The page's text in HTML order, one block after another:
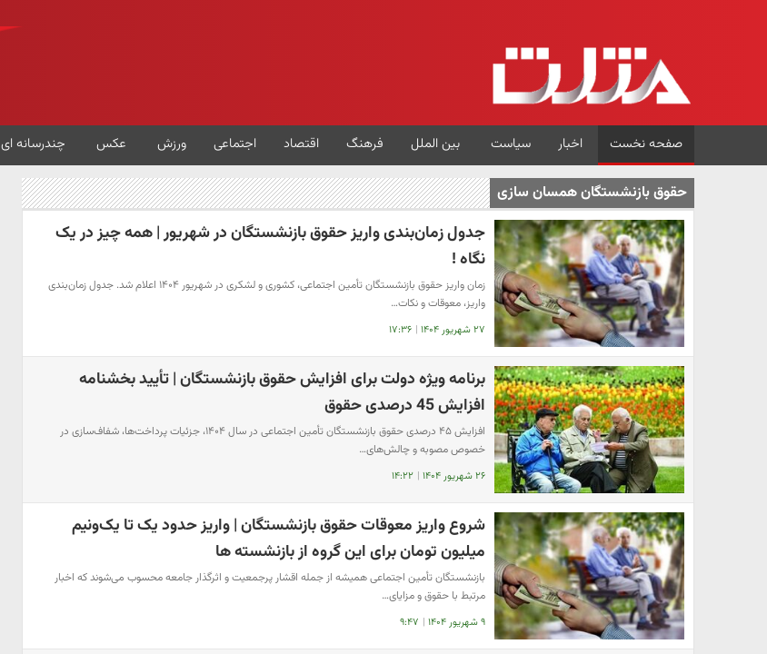
صفحه نخست اخبار سیاست بین الملل فرهنگ اقتصاد اجتماعی ورزش عکس چندرسانه ای
حقوق بازنشستگان همسان سازی
جدول زمان‌بندی واریز حقوق بازنشستگان در شهریور | همه چیز در یک
نگاه !
زمان واریز حقوق بازنشستگان تأمین اجتماعی، کشوری و لشکری در شهریور ۱۴۰۴ اعلام شد. جدول زمان‌بندی
واریز، معوقات و نکات…
۲۷ شهریور ۱۴۰۴ | ۱۷:۳۶
برنامه ویژه دولت برای افزایش حقوق بازنشستگان | تأیید بخشنامه
افزایش 45 درصدی حقوق
افزایش ۴۵ درصدی حقوق بازنشستگان تأمین اجتماعی در سال ۱۴۰۴، جزئیات پرداخت‌ها، شفاف‌سازی در
خصوص مصوبه و چالش‌های…
۲۶ شهریور ۱۴۰۴ | ۱۴:۲۲
شروع واریز معوقات حقوق بازنشستگان | واریز حدود یک تا یک‌ونیم
میلیون تومان برای این گروه از بازنشسته ها
بازنشستگان تأمین اجتماعی همیشه از جمله اقشار پرجمعیت و اثرگذار جامعه محسوب می‌شوند که اخبار
مرتبط با حقوق و مزایای…
۹ شهریور ۱۴۰۴ | ۹:۴۷